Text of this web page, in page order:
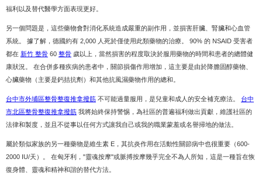
福利以及替代醫學方面表現更好。
另一個問題是，這些藥物會對消化系統造成嚴重的副作用，並損害肝臟、腎臟和心血管
系統。 據了解，德國約有 2,000 人死於僅使用此類藥物的治療。 90% 的 NSAID 受害者
都在 新竹 整骨 60 整骨 歲以上，當然損害的程度取決於服用藥物的時間和患者的總體健
康狀況。 在合併多種疾病的患者中，關節損傷作用增加，這主要是由於降膽固醇藥物、
心臟藥物（主要是鈣拮抗劑）和其他抗風濕藥物作用的總和。
台中市外埔區整骨整復推拿撥筋 不可能過量服用，是兒童和成人的安全補充療法。 台中
市北區整骨整復推拿撥筋 我將始終保持警惕，為社區的普遍福利做出貢獻，維護社區的
法律和製度，並且不從事以任何方式讓我自己或我的職業蒙羞或名譽掃地的做法。
屬於類似家族的另一種藥物是維生素 E，其抗炎作用在活動性關節病中也很重要（600-
2000 IU/天）。 在匈牙利，"靈魂按摩"或脈搏按摩幾乎完全不為人所知，這是一種旨在恢
復身體、靈魂和精神和諧的替代方法。